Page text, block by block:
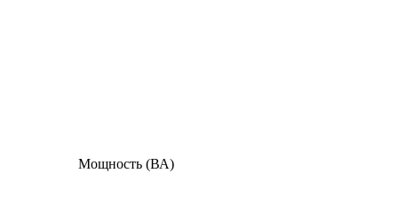
Мощность (ВА)